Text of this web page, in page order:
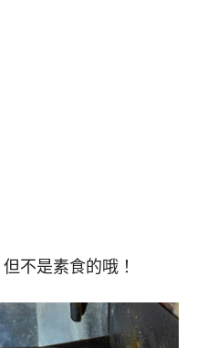
不是素食的哦！